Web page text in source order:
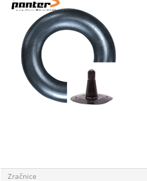
Zračnice